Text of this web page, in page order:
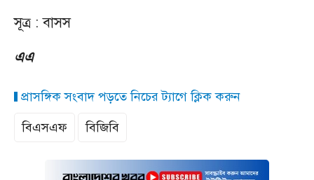
সূত্র : বাসস
এএ
প্রাসঙ্গিক সংবাদ পড়তে নিচের ট্যাগে ক্লিক করুন
বিএসএফ
বিজিবি